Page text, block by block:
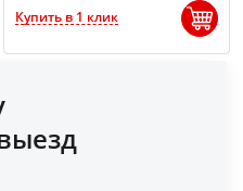
Купить в 1 клик